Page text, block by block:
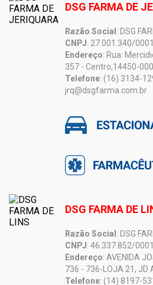
DSG FARMA DE
Razão Social : DSG
CNPJ: 27.001.340/
Endereço: Rua:
357 - Centro,14450-000
Telefone: (16) 3134-
jrq@dsgfarma.com.br
DSG FARMA DE
Razão Social : DSG
CNPJ: 46.337.852/
Endereço: AVENIDA
736 - 736-LOJA 21, JD
Telefone: (14) 8197-